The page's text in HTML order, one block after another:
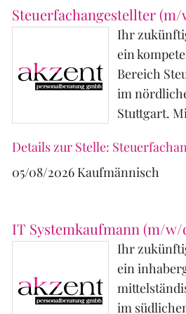
Steuerfachangestellter
Ihr
ein
Bereich
im
Stuttgart.
Details zur Stelle:
05/08/2026 Kaufmännisch
IT Systemkaufmann (m/w/
Ihr
ein
im